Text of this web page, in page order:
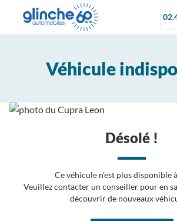
Véhicule
Désolé !
Ce véhicule n'est plus disponible
Veuillez contacter un conseiller pour en
découvrir de nouveaux